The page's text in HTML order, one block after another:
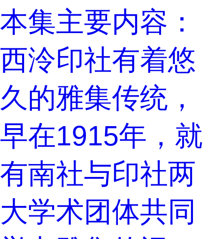
本集主要内容：
西泠印社有着悠
久的雅集传统，
早在1915年，就
有南社与印社两
大学术团体共同